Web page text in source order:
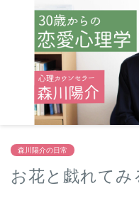
森川陽介の日常
お花と戯れてみ